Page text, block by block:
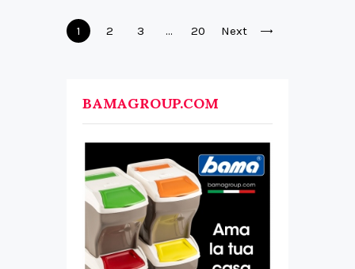
1 2 3 … 20 Next
BAMAGROUP.COM